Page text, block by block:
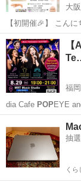
大
【初開催🎉】 こん
一度タイル教室に参
大阪 寝屋川市
福
dia Cafe POP EYE
抽
くら